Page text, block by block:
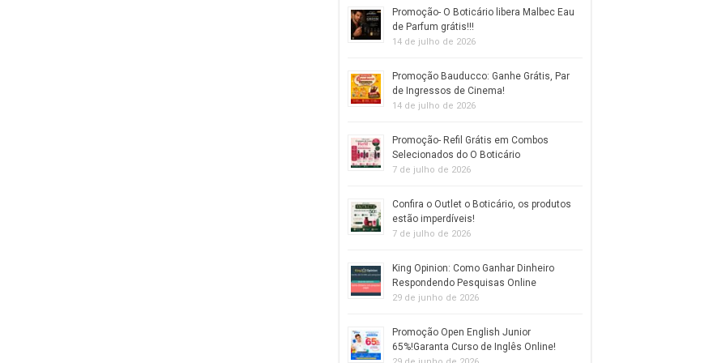
Promoção- O Boticário libera Malbec Eau
de Parfum grátis!!!
14 de julho de 2026
Promoção Bauducco: Ganhe Grátis, Par
de Ingressos de Cinema!
14 de julho de 2026
Promoção- Refil Grátis em Combos
Selecionados do O Boticário
7 de julho de 2026
Confira o Outlet o Boticário, os produtos
estão imperdíveis!
7 de julho de 2026
King Opinion: Como Ganhar Dinheiro
Respondendo Pesquisas Online
29 de junho de 2026
Promoção Open English Junior
65%!Garanta Curso de Inglês Online!